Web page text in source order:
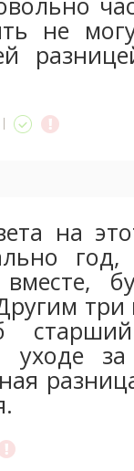
не
на
год,
три
уходе